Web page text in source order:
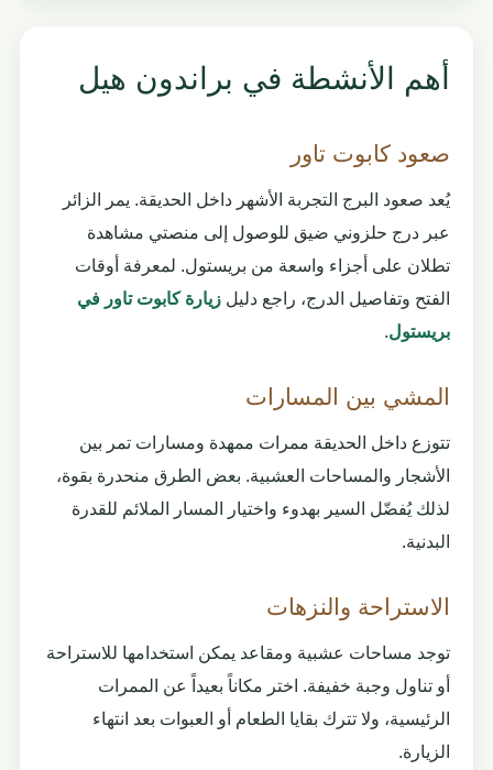
أهم الأنشطة في براندون هيل
صعود كابوت تاور
يُعد صعود البرج التجربة الأشهر داخل الحديقة. يمر الزائر
عبر درج حلزوني ضيق للوصول إلى منصتي مشاهدة
تطلان على أجزاء واسعة من بريستول. لمعرفة أوقات
الفتح وتفاصيل الدرج، راجع دليل زيارة كابوت تاور في
بريستول.
المشي بين المسارات
تتوزع داخل الحديقة ممرات ممهدة ومسارات تمر بين
الأشجار والمساحات العشبية. بعض الطرق منحدرة بقوة،
لذلك يُفضّل السير بهدوء واختيار المسار الملائم للقدرة
البدنية.
الاستراحة والنزهات
توجد مساحات عشبية ومقاعد يمكن استخدامها للاستراحة
أو تناول وجبة خفيفة. اختر مكاناً بعيداً عن الممرات
الرئيسية، ولا تترك بقايا الطعام أو العبوات بعد انتهاء
الزيارة.